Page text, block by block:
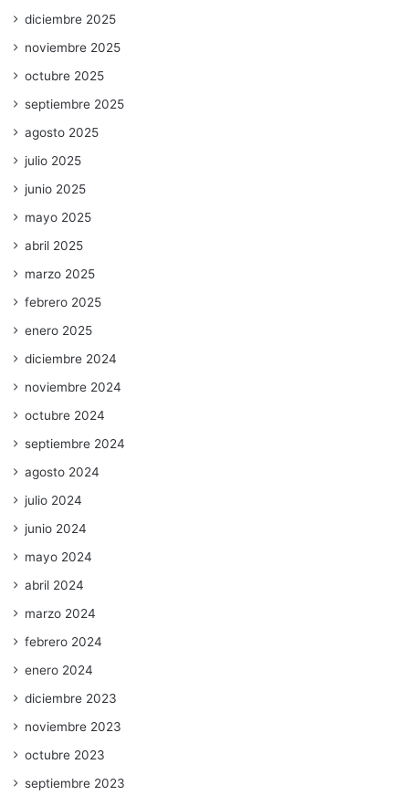
diciembre 2025
noviembre 2025
octubre 2025
septiembre 2025
agosto 2025
julio 2025
junio 2025
mayo 2025
abril 2025
marzo 2025
febrero 2025
enero 2025
diciembre 2024
noviembre 2024
octubre 2024
septiembre 2024
agosto 2024
julio 2024
junio 2024
mayo 2024
abril 2024
marzo 2024
febrero 2024
enero 2024
diciembre 2023
noviembre 2023
octubre 2023
septiembre 2023